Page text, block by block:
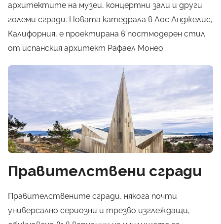
архитектите на музеи, концертни зали и други
големи сгради. Новата катедрала в Лос Анджелис,
Калифорния, е проектирана в постмодерен стил
от испанския архитект Рафаел Монео.
Правителствени сгради
Правителствените сгради, някога почти
универсално сериозни и трезво изглеждащи,